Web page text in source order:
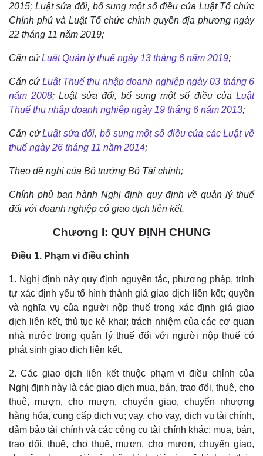
2015; Luật sửa đổi, bổ sung một số điều của Luật Tổ chức
Chính phủ và Luật Tổ chức chính quyền địa phương ngày
22 tháng 11 năm 2019;
Căn cứLuật Quản lý thuế ngày 13 tháng 6 năm 2019;
Căn cứ Luật Thuế thu nhập doanh nghiệp ngày 03 tháng 6
năm 2008; Luật sửa đổi, bổ sung một số điều củaLuật
Thuế thu nhập doanh nghiệp ngày 19 tháng 6 năm 2013;
Căn cứLuật sửa đổi, bổ sung một số điều của các Luật về
thuế ngày 26 tháng 11 năm 2014;
Theo đề nghị của Bộ trưởng Bộ Tài chính;
Chính phủ ban hành Nghị định quy định về quản lý thuế
đối với doanh nghiệp có giao dịch liên kết.
Chương I: QUY ĐỊNH CHUNG
Điều 1. Phạm vi điều chỉnh
1. Nghị định này quy định nguyên tắc, phương pháp, trình
tự xác định yếu tố hình thành giá giao dịch liên kết; quyền
và nghĩa vụ của người nộp thuế trong xác định giá giao
dịch liên kết, thủ tục kê khai; trách nhiệm của các cơ quan
nhà nước trong quản lý thuế đối với người nộp thuế có
phát sinh giao dịch liên kết.
2. Các giao dịch liên kết thuộc phạm vi điều chỉnh của
Nghị định này là các giao dịch mua, bán, trao đổi, thuê, cho
thuê, mượn, cho mượn, chuyển giao, chuyển nhượng
hàng hóa, cung cấp dịch vụ; vay, cho vay, dịch vụ tài chính,
đảm bảo tài chính và các công cụ tài chính khác; mua, bán,
trao đổi, thuê, cho thuê, mượn, cho mượn, chuyển giao,